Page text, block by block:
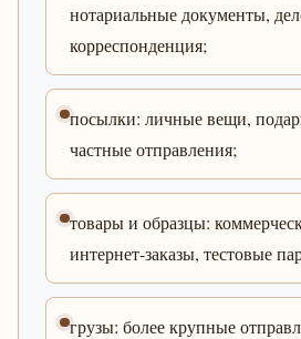
нотариальные документы,
корреспонденция;
посылки: личные вещи,
частные отправления;
товары и образцы:
интернет-заказы, тестовые
грузы: более крупные